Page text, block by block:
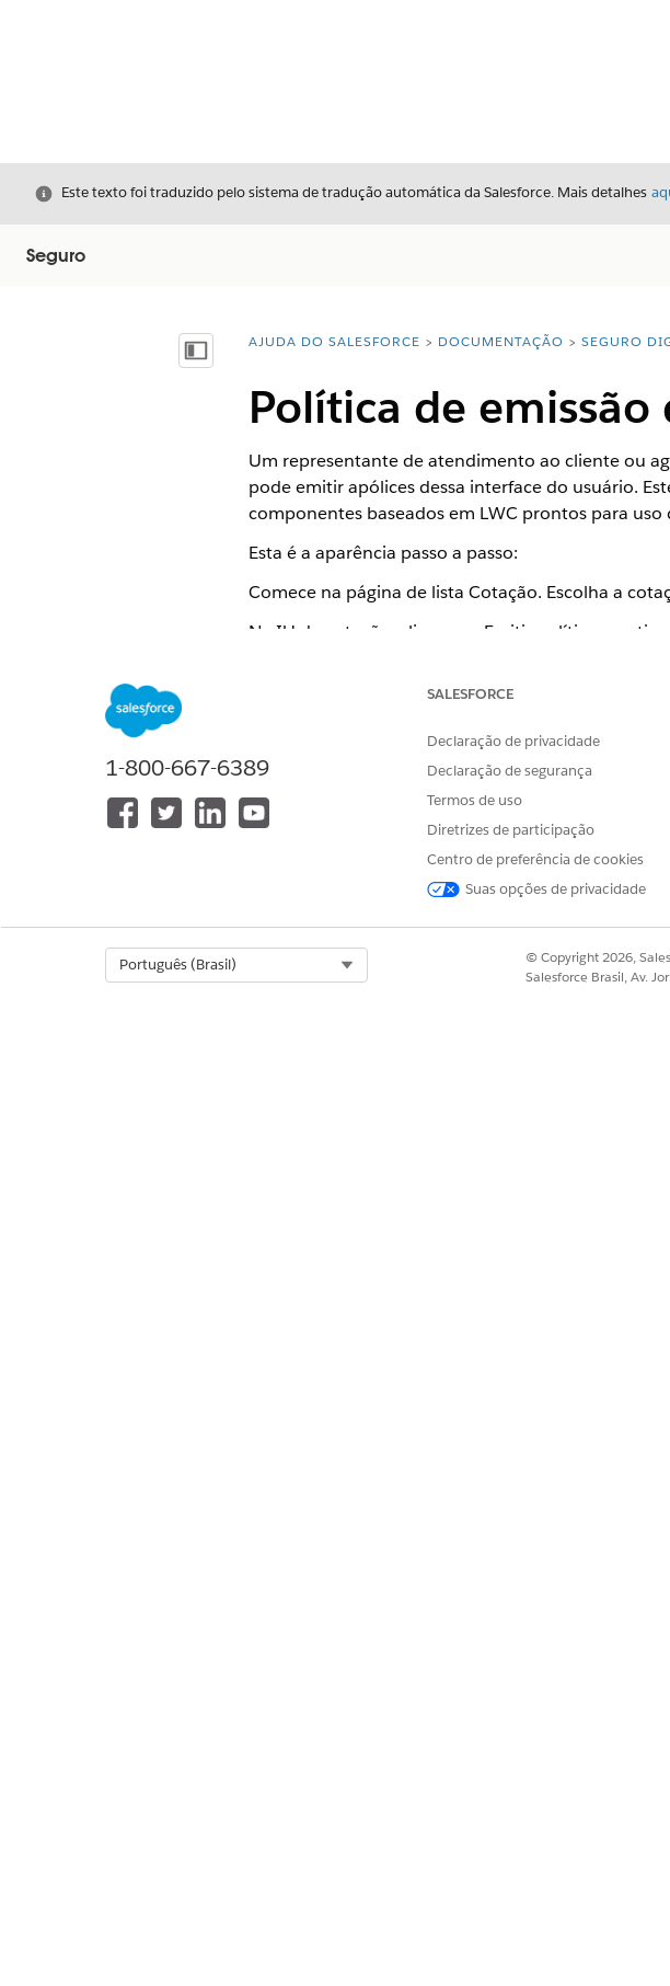
Fechar
Este texto foi traduzido pelo sistema de tradução automática da Salesforce. Mais detalhes
Seguro
Mostrar índiceVocê está aqui:
AJUDA DO SALESFORCE DOCUMENTAÇÃO SEGURO
Política de
Um representante de atendimento ao cliente ou
pode emitir apólices dessa interface do usuário.
componentes baseados em LWC prontos para
Esta é a aparência passo a passo:
Comece na página de lista Cotação. Escolha a
Na IU de cotação, clique em Emitir política – nativa.
1-800-667-6389
SALESFORCE
Declaração de privacidade
Declaração de segurança
Termos de uso
Diretrizes de participação
Centro de preferência de cookies
Suas opções de privacidade
Português (Brasil)
© Copyright 2026,
Salesforce Brasil, Av.